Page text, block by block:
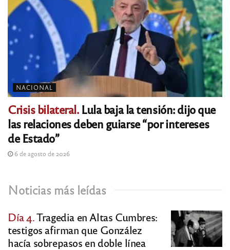
NACIONAL
Crisis bilateral.Lula baja la tensión: dijo que
las relaciones deben guiarse “por intereses
de Estado”
6 de agosto de 2026
Noticias más leídas
Día 4.Tragedia en Altas Cumbres:
testigos afirman que González
hacía sobrepasos en doble línea